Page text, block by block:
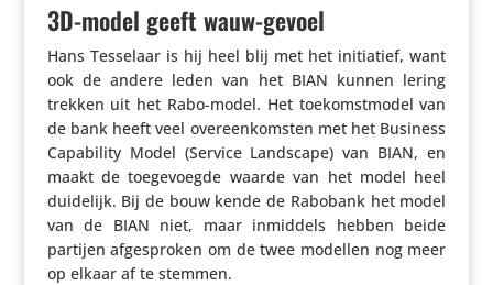
3D-model geeft wauw-gevoel
Hans Tesselaar is hij heel blij met het initi­a­tief, want
ook de andere leden van het BIAN kunnen lering
trekken uit het Rabo-model. Het toekomst­model van
de bank heeft veel over­een­kom­sten met het Business
Capa­bi­lity Model (Service Landscape) van BIAN, en
maakt de toege­voegde waarde van het model heel
duidelijk. Bij de bouw kende de Rabobank het model
van de BIAN niet, maar inmiddels hebben beide
partijen afge­sproken om de twee modellen nog meer
op elkaar af te stemmen.